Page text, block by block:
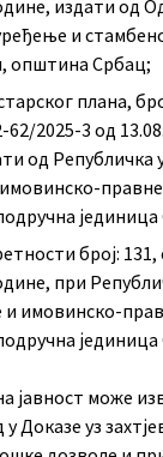
издати од
и
општина Србац;
плана,
62/2025-3 од
од Републичка
број: 131,
при
и имовинско-
јединица
јавност може
Доказе уз